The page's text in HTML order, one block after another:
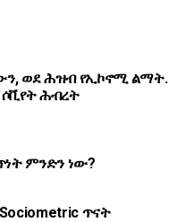
ወደ ሕዝብ የኢኮኖሚ ልማት.
ሕብረት
ምንድን ነው?
ጥናት